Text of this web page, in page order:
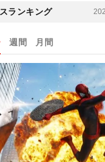
ランキング
週間 月間